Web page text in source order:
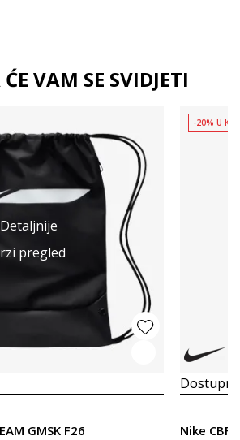
VAM SE SVIDJETI
Detaljnije
pregled
GMSK F26
-20% U
Nike CBF